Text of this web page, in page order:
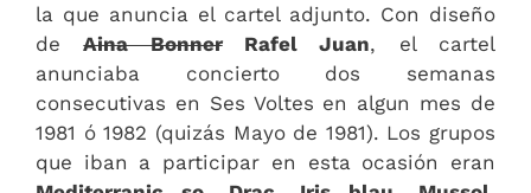
la que anuncia el cartel adjunto. Con diseño
deAina BonnerRafel Juan, el cartel
anunciaba concierto dos semanas
consecutivas en Ses Voltes en algun mes de
1981 ó 1982 (quizás Mayo de 1981). Los grupos
que iban a participar en esta ocasión eran